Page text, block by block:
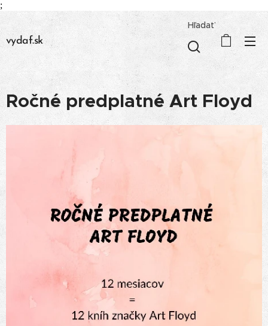
;
vydaf.sk
Hľadať
Ročné predplatné Art Floyd